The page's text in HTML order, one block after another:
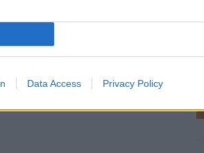
Data Access Privacy Policy
ízelítőt